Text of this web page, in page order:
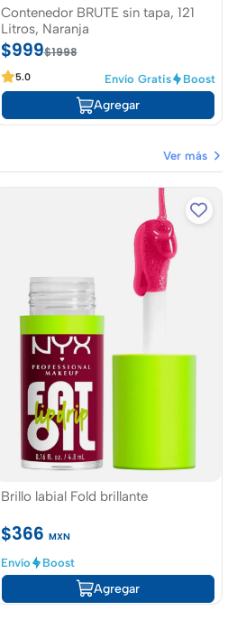
Contenedor BRUTE sin tapa, 121
Litros, Naranja
$999$1998
5.0 Envío Gratis Boost
Agregar
Ver más
Brillo labial Fold brillante
$366 MXN
Envío
Boost
Agregar